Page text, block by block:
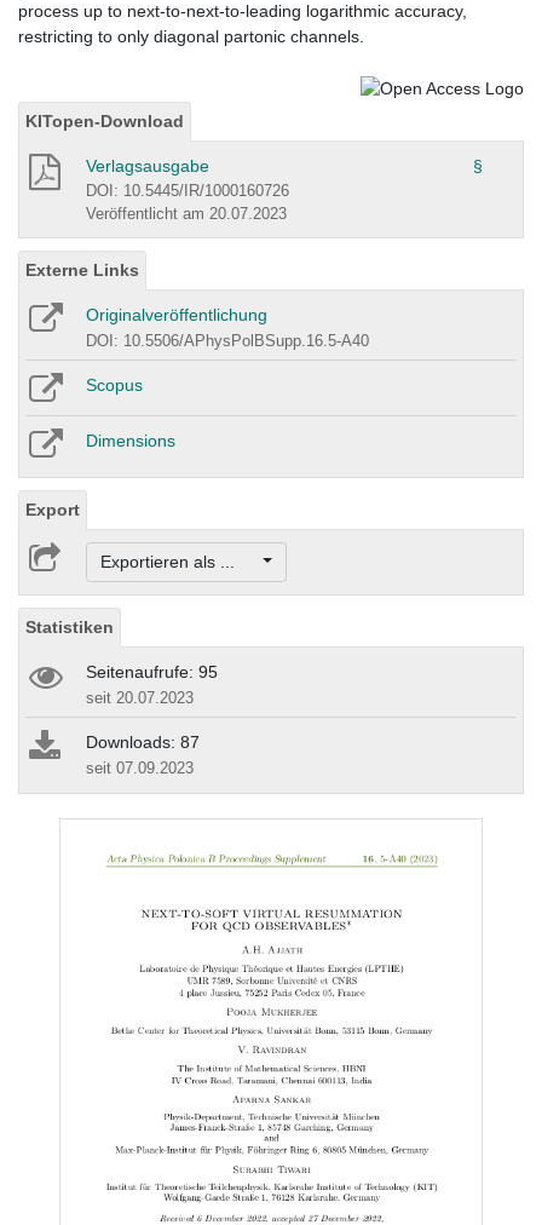
process up to next-to-next-to-leading logarithmic accuracy,
restricting to only diagonal partonic channels.
KITopen-Download
Verlagsausgabe §
DOI: 10.5445/IR/1000160726
Veröffentlicht am 20.07.2023
Externe Links
Originalveröffentlichung
DOI: 10.5506/APhysPolBSupp.16.5-A40
Scopus
Dimensions
Export
Exportieren als ...
Statistiken
Seitenaufrufe: 95
seit 20.07.2023
Downloads: 87
seit 07.09.2023